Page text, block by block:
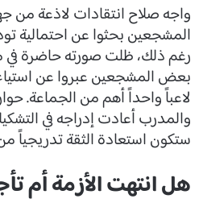
واجه صلاح انتقادات لاذعة
المشجعين بحثوا عن احتمالية
رغم ذلك، ظلت صورته حاضرة في
بعض المشجعين عبروا عن
لاعباً واحداً أهم من الجماعة.
والمدرب أعادت إدراجه في
ستكون استعادة الثقة تدريجياً
هل انتهت الأزمة أم